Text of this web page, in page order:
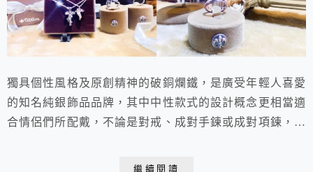
獨具個性風格及原創精神的破銅爛鐵，是廣受年輕人喜愛
的知名純銀飾品品牌，其中中性款式的設計概念更相當適
合情侶們所配戴，不論是對戒、成對手鍊或成對項鍊，不
繼續閱讀